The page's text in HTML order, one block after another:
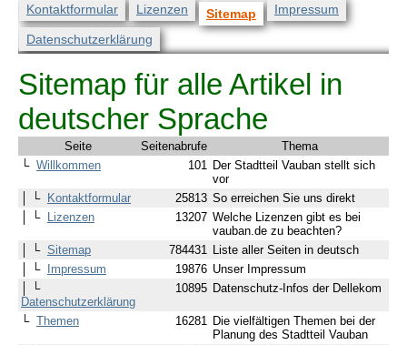
Kontaktformular Lizenzen Sitemap Impressum
Datenschutzerklärung
Sitemap für alle Artikel in
deutscher Sprache
Seite Seitenabrufe
Thema
└ Willkommen 101
Der Stadtteil Vauban stellt sich
vor
│ └ Kontaktformular 25813 So erreichen Sie uns direkt
│ └
Lizenzen 13207 Welche Lizenzen gibt es bei
vauban.de zu beachten?
│ └ Sitemap 784431
Liste aller Seiten in deutsch
│ └
Impressum 19876 Unser Impressum
│ └
Datenschutzerklärung
10895 Datenschutz-Infos der Dellekom
└ Themen 16281
Die vielfältigen Themen bei der
Planung des Stadtteil Vauban